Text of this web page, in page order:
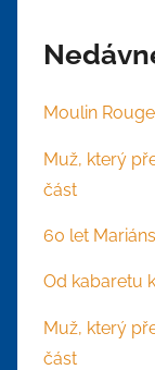
Moulin Rouge
Muž, který
část
60 let
Od kabaretu
Muž, který
část